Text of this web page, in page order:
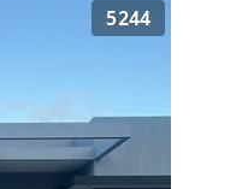
5244